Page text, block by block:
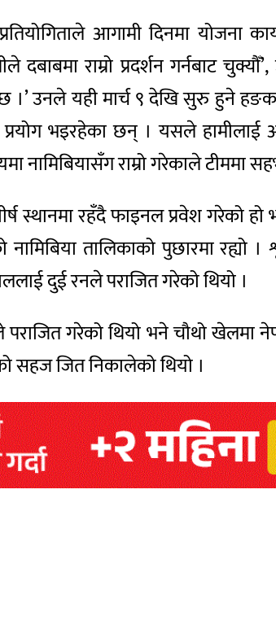
प्रतियोगिताले आगामी दिनमा
दबाबमा राम्रो प्रदर्शन गर्नबाट
छ ।’ उनले यही मार्च ९ देखि सुरु हुने
भइरहेका छन् । यसले हामीलाई
नामिबियासँग राम्रो गरेकाले टीममा
स्थानमा रहँदै फाइनल प्रवेश गरेको
तालिकाको पुछारमा
दुई रनले पराजित गरेको थियो ।
गरेको थियो भने चौथो खेलमा
सहज जित निकालेको थियो ।